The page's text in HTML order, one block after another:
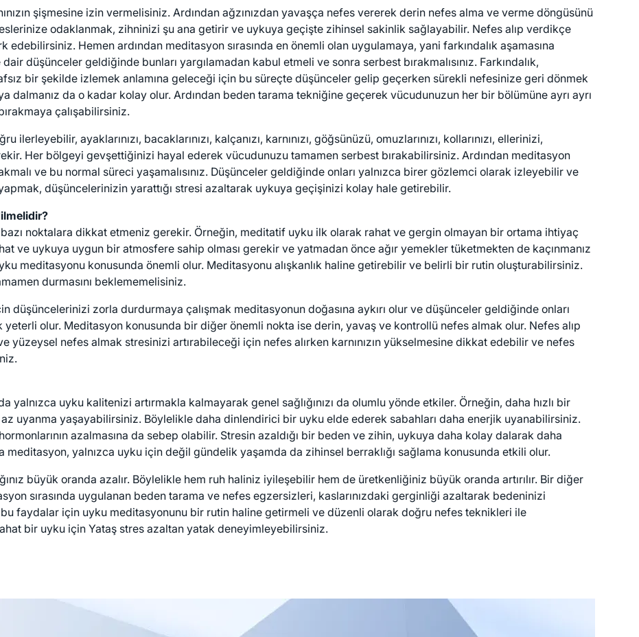
şişmesine izin vermelisiniz. Ardından ağzınızdan yavaşça nefes vererek derin nefes alma ve verme döngüsünü
odaklanmak, zihninizi şu ana getirir ve uykuya geçişte zihinsel sakinlik sağlayabilir. Nefes alıp verdikçe
Hemen ardından meditasyon sırasında en önemli olan uygulamaya, yani farkındalık aşamasına
düşünceler geldiğinde bunları yargılamadan kabul etmeli ve sonra serbest bırakmalısınız. Farkındalık,
bir şekilde izlemek anlamına geleceği için bu süreçte düşünceler gelip geçerken sürekli nefesinize geri dönmek
dalmanız da o kadar kolay olur. Ardından beden tarama tekniğine geçerek vücudunuzun her bir bölümüne ayrı ayrı
çalışabilirsiniz.
ayaklarınızı, bacaklarınızı, kalçanızı, karnınızı, göğsünüzü, omuzlarınızı, kollarınızı, ellerinizi,
Her bölgeyi gevşettiğinizi hayal ederek vücudunuzu tamamen serbest bırakabilirsiniz. Ardından meditasyon
ve bu normal süreci yaşamalısınız. Düşünceler geldiğinde onları yalnızca birer gözlemci olarak izleyebilir ve
düşüncelerinizin yarattığı stresi azaltarak uykuya geçişinizi kolay hale getirebilir.
noktalara dikkat etmeniz gerekir. Örneğin, meditatif uyku ilk olarak rahat ve gergin olmayan bir ortama ihtiyaç
ve uykuya uygun bir atmosfere sahip olması gerekir ve yatmadan önce ağır yemekler tüketmekten de kaçınmanız
meditasyonu konusunda önemli olur. Meditasyonu alışkanlık haline getirebilir ve belirli bir rutin oluşturabilirsiniz.
durmasını beklememelisiniz.
düşüncelerinizi zorla durdurmaya çalışmak meditasyonun doğasına aykırı olur ve düşünceler geldiğinde onları
olur. Meditasyon konusunda bir diğer önemli nokta ise derin, yavaş ve kontrollü nefes almak olur. Nefes alıp
yüzeysel nefes almak stresinizi artırabileceği için nefes alırken karnınızın yükselmesine dikkat edebilir ve nefes
yalnızca uyku kalitenizi artırmakla kalmayarak genel sağlığınızı da olumlu yönde etkiler. Örneğin, daha hızlı bir
uyanma yaşayabilirsiniz. Böylelikle daha dinlendirici bir uyku elde ederek sabahları daha enerjik uyanabilirsiniz.
azalmasına da sebep olabilir. Stresin azaldığı bir beden ve zihin, uykuya daha kolay dalarak daha
meditasyon, yalnızca uyku için değil gündelik yaşamda da zihinsel berraklığı sağlama konusunda etkili olur.
büyük oranda azalır. Böylelikle hem ruh haliniz iyileşebilir hem de üretkenliğiniz büyük oranda artırılır. Bir diğer
sırasında uygulanan beden tarama ve nefes egzersizleri, kaslarınızdaki gerginliği azaltarak bedeninizi
faydalar için uyku meditasyonunu bir rutin haline getirmeli ve düzenli olarak doğru nefes teknikleri ile
bir uyku için Yataş stres azaltan yatak deneyimleyebilirsiniz.